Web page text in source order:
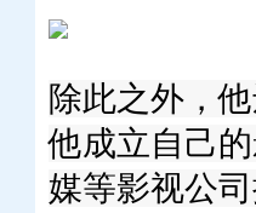
除此之外，
他成立自己
媒等影视公